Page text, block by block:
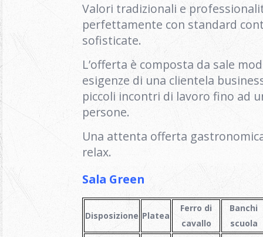
Valori tradizionali e
perfettamente con standard
sofisticate.
L’offerta è composta da sale
esigenze di una clientela
piccoli incontri di lavoro fino ad
persone.
Una attenta offerta
relax.
Sala Green
Disposizione Platea
Ferro di
cavallo
Banchi
scuola